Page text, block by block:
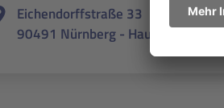
Eichendorffstraße 33
90491 Nürnberg - Hauptsitz